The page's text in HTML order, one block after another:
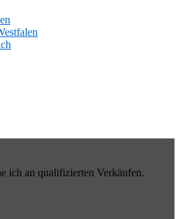
ich an qualifizierten Verkäufen.